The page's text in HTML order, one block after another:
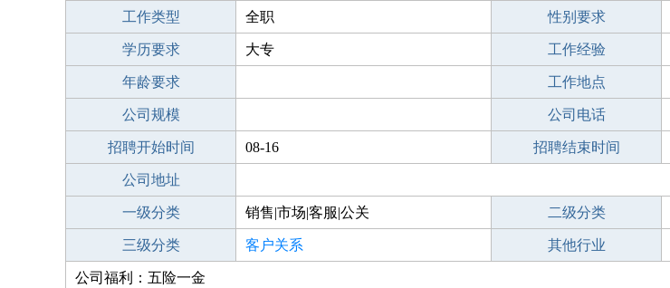
工作类型 全职 性别要求
学历要求 大专 工作经验
年龄要求 工作地点
公司规模 公司电话
招聘开始时间 08-16 招聘结束时间
公司地址
一级分类 销售|市场|客服|公关 二级分类
三级分类 客户关系 其他行业
公司福利：五险一金